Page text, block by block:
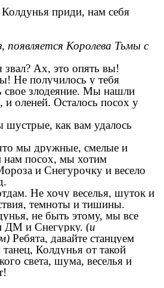
Колдунья приди, нам себя
появляется Королева Тьмы с
звал? Ах, это опять вы!
Не получилось у тебя
свое злодеяние. Мы нашли
оленей. Осталось посох у
шустрые, как вам удалось
мы дружные, смелые и
нам посох, мы хотим
и Снегурочку и весело
Не хочу веселья, шуток и
темноты и тишины.
не быть этому, мы все
ДМ и Снегурку. (и
Ребята, давайте станцуем
Колдунья от такой
света, шума, веселья и